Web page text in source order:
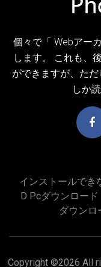
個々で「 Webアー
します。 これも、
ができますが、た
しか
インストールでき
D Pcダウンロード
ダウンロ
Copyright ©2026 All